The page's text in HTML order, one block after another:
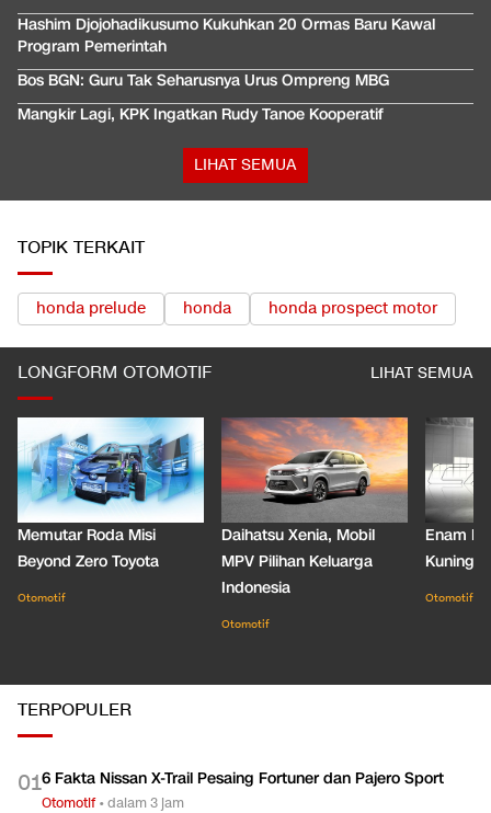
Hashim Djojohadikusumo Kukuhkan 20 Ormas Baru Kawal
Program Pemerintah
Bos BGN: Guru Tak Seharusnya Urus Ompreng MBG
Mangkir Lagi, KPK Ingatkan Rudy Tanoe Kooperatif
LIHAT SEMUA
TOPIK TERKAIT
honda prelude honda honda prospect motor
LONGFORM OTOMOTIF LIHAT SEMUA
Memutar Roda Misi
Beyond Zero Toyota
Otomotif
Daihatsu Xenia, Mobil
MPV Pilihan Keluarga
Indonesia
Otomotif
Enam
Kuning
Otomotif
TERPOPULER
016 Fakta Nissan X-Trail Pesaing Fortuner dan Pajero Sport
Otomotif•dalam 3 jam